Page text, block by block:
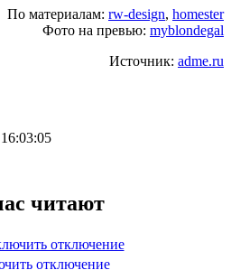
По материалам: rw-design, homester
Фото на превью: myblondegal
Источник: adme.ru
читают
отключение